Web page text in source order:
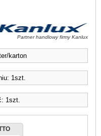
Partner handlowy firmy Kanlux
karton
1szt.
1szt.